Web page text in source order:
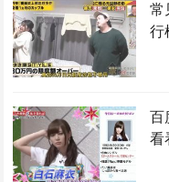
常
行
百
看